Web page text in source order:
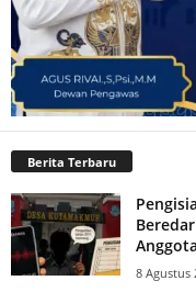
Berita Terbaru
8 Agustus